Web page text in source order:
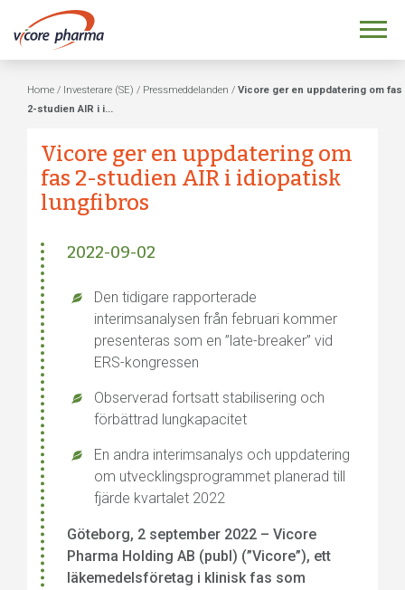
Home / Investerare (SE) / Pressmeddelanden / Vicore ger en uppdatering om fas
2-studien AIR i i...
Vicore ger en uppdatering om
fas 2-studien AIR i idiopatisk
lungfibros
2022-09-02
Den tidigare rapporterade
interimsanalysen från februari kommer
presenteras som en ”late-breaker” vid
ERS-kongressen
Observerad fortsatt stabilisering och
förbättrad lungkapacitet
En andra interimsanalys och uppdatering
om utvecklingsprogrammet planerad till
fjärde kvartalet 2022
Göteborg, 2 september 2022 – Vicore
Pharma Holding AB (publ) (”Vicore”), ett
läkemedelsföretag i klinisk fas som